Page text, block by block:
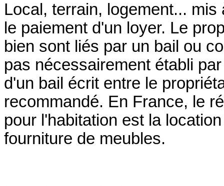
Local, terrain, logement...
le paiement d'un loyer. Le
bien sont liés par un bail ou
pas nécessairement établi
d'un bail écrit entre le
recommandé. En France, le
pour l'habitation est la
fourniture de meubles.